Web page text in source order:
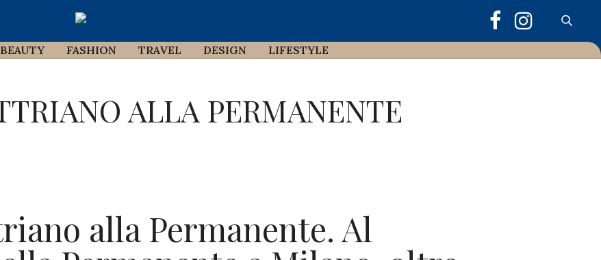
BEAUTY FASHION TRAVEL DESIGN LIFESTYLE
ALLA PERMANENTE
alla Permanente. Al